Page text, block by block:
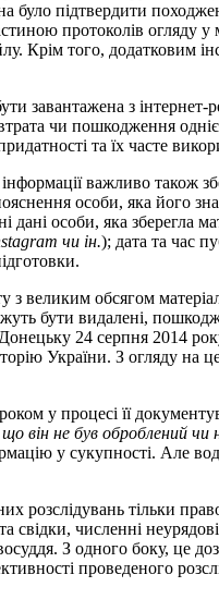
підтвердити
протоколів
Крім того, додатковим
завантажена з
чи пошкодження
та їх часте
важливо також
особи, яка його
дані особи, яка зберегла
чи ін.); дата та час
великим обсягом
бути видалені,
24 серпня 2014
України. З огляду на
у процесі її
він не був оброблений чи
у сукупності. Але
розслідувань тільки
свідки, численні
З одного боку, це
проведеного